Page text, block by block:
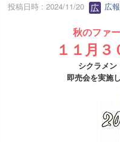
投稿日時 : 2024/11/20 広報
秋のファ
１１月
シクラメ
即売会を実施